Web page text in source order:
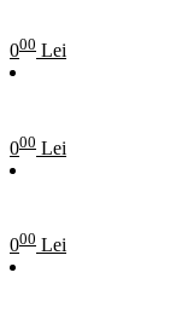
000 Lei
000 Lei
000 Lei